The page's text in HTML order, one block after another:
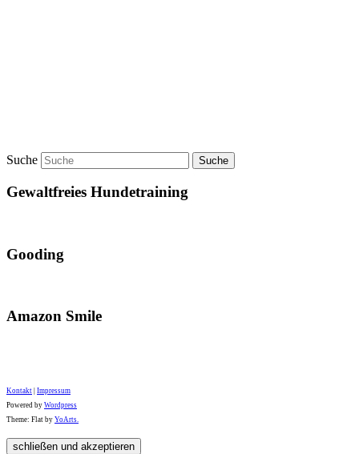
Suche
Gewaltfreies Hundetraining
Gooding
Amazon Smile
Kontakt Impressum
Powered by Wordpress
Theme: Flat by YoArts.